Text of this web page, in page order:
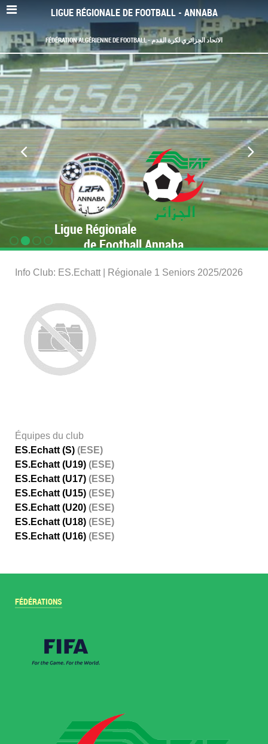
LIGUE RÉGIONALE DE FOOTBALL - ANNABA
FÉDÉRATION ALGÉRIENNE DE FOOTBALL - الاتحاد الجزائري لكرة القدم
Ligue Régionale
de Football Annaba
Info Club: ES.Echatt | Régionale 1 Seniors 2025/2026
Équipes du club
ES.Echatt (S) (ESE)
ES.Echatt (U19) (ESE)
ES.Echatt (U17) (ESE)
ES.Echatt (U15) (ESE)
ES.Echatt (U20) (ESE)
ES.Echatt (U18) (ESE)
ES.Echatt (U16) (ESE)
FÉDÉRATIONS